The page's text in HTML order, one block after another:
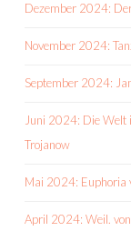
Dezember 2024:
November 2024:
September 2024:
Juni 2024: Die Welt
Trojanow
Mai 2024: Euphoria
April 2024: Weil.